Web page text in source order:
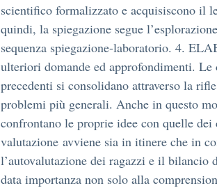
scientifico formalizzato e acquisiscono il
quindi, la spiegazione segue
sequenza spiegazione-laboratorio. 4.
ulteriori domande ed approfondimenti. Le
precedenti si consolidano attraverso la
problemi più generali. Anche in questo
confrontano le proprie idee con quelle
valutazione avviene sia in itinere che in
l’autovalutazione dei ragazzi e il bilancio
data importanza non solo alla